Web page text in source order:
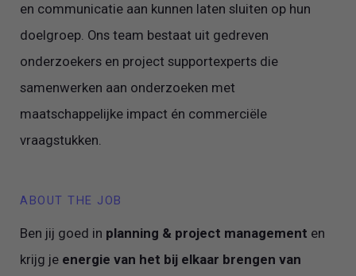
en communicatie aan kunnen laten sluiten op hun
doelgroep. Ons team bestaat uit gedreven
onderzoekers en project supportexperts die
samenwerken aan onderzoeken met
maatschappelijke impact én commerciële
vraagstukken.
ABOUT THE JOB
Ben jij goed in planning & project management en
krijg je energie van het bij elkaar brengen van